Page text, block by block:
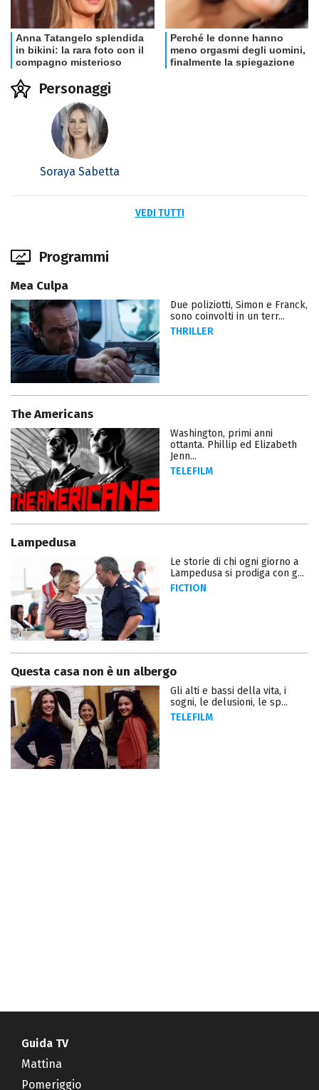
Personaggi
Soraya Sabetta
VEDI TUTTI
Programmi
Mea Culpa
Due poliziotti, Simon e Franck,
sono coinvolti in un terr...
THRILLER
The Americans
Washington, primi anni
ottanta. Phillip ed Elizabeth
Jenn...
TELEFILM
Lampedusa
Le storie di chi ogni giorno a
Lampedusa si prodiga con g...
FICTION
Questa casa non è un albergo
Gli alti e bassi della vita, i
sogni, le delusioni, le sp...
TELEFILM
Guida TV
Mattina
Pomeriggio